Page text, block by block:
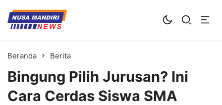
Kampus Digital Bisnis
Universitas Nusa Mandiri
Beranda Berita
Bingung Pilih Jurusan? Ini
Cara Cerdas Siswa SMA